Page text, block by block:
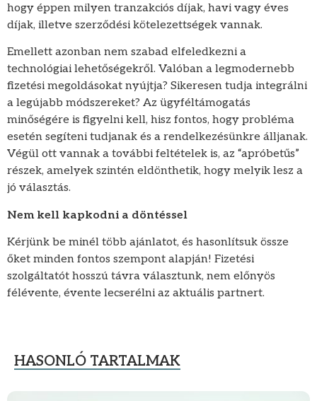
hogy éppen milyen tranzakciós díjak, havi vagy éves
díjak, illetve szerződési kötelezettségek vannak.
Emellett azonban nem szabad elfeledkezni a
technológiai lehetőségekről. Valóban a legmodernebb
fizetési megoldásokat nyújtja? Sikeresen tudja integrálni
a legújabb módszereket? Az ügyféltámogatás
minőségére is figyelni kell, hisz fontos, hogy probléma
esetén segíteni tudjanak és a rendelkezésünkre álljanak.
Végül ott vannak a további feltételek is, az “apróbetűs”
részek, amelyek szintén eldönthetik, hogy melyik lesz a
jó választás.
Nem kell kapkodni a döntéssel
Kérjünk be minél több ajánlatot, és hasonlítsuk össze
őket minden fontos szempont alapján! Fizetési
szolgáltatót hosszú távra választunk, nem előnyös
félévente, évente lecserélni az aktuális partnert.
HASONLÓ TARTALMAK